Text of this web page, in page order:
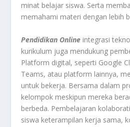
minat belajar siswa. Serta
memahami materi dengan lebih
Pendidikan Online integrasi
kurikulum juga mendukung
Platform digital, seperti Google
Teams, atau platform lainnya,
untuk bekerja. Bersama dalam
kelompok meskipun mereka
berbeda. Pembelajaran
siswa keterampilan kerja sama,